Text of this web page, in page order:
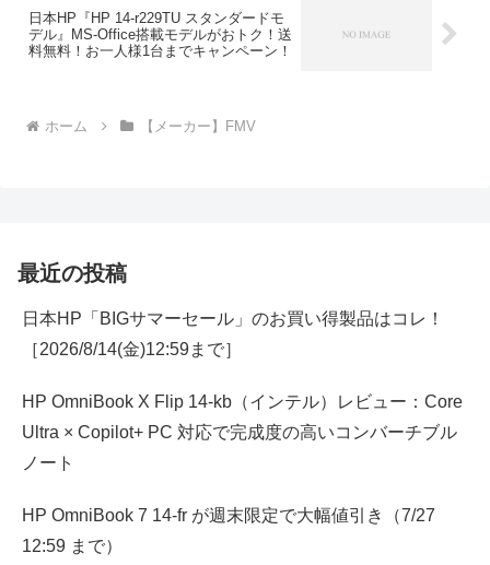
日本HP『HP 14-r229TU スタンダードモ
デル』MS-Office搭載モデルがおトク！送
料無料！お一人様1台までキャンペーン！
ホーム 【メーカー】FMV
最近の投稿
日本HP「BIGサマーセール」のお買い得製品はコレ！
［2026/8/14(金)12:59まで］
HP OmniBook X Flip 14-kb（インテル）レビュー：Core
Ultra × Copilot+ PC 対応で完成度の高いコンバーチブル
ノート
HP OmniBook 7 14-fr が週末限定で大幅値引き（7/27
12:59 まで）